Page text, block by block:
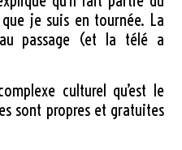
je suis en tournée. La
passage (et la télé a
culturel qu’est le
sont propres et gratuites